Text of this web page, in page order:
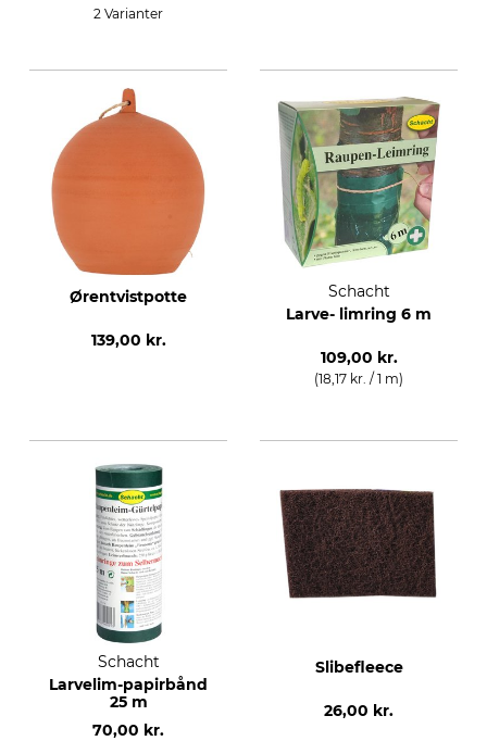
2 Varianter
Ørentvistpotte
139,00 kr.
Schacht
Larve- limring 6 m
109,00 kr.
(18,17 kr. / 1 m)
Schacht
Larvelim-papirbånd
25 m
70,00 kr.
Slibefleece
26,00 kr.